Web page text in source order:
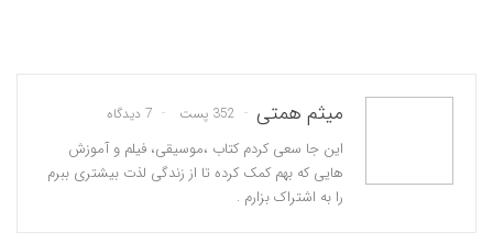
میثم همتی 352 پست 7 دیدگاه
این جا سعی کردم کتاب ،موسیقی، فیلم و آموزش
هایی که بهم کمک کرده تا از زندگی لذت بیشتری ببرم
را به اشتراک بزارم .